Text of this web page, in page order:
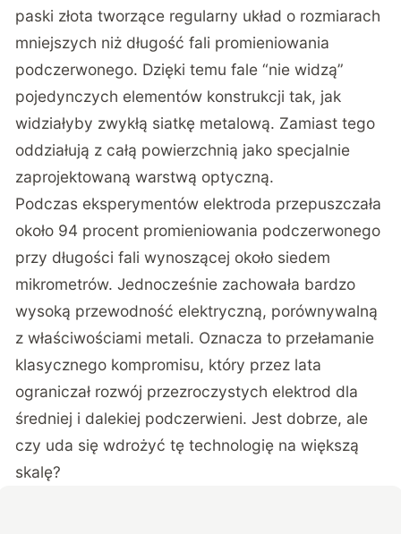
paski złota tworzące regularny układ o rozmiarach
mniejszych niż długość fali promieniowania
podczerwonego. Dzięki temu fale “nie widzą”
pojedynczych elementów konstrukcji tak, jak
widziałyby zwykłą siatkę metalową. Zamiast tego
oddziałują z całą powierzchnią jako specjalnie
zaprojektowaną warstwą optyczną.
Podczas eksperymentów elektroda przepuszczała
około 94 procent promieniowania podczerwonego
przy długości fali wynoszącej około siedem
mikrometrów. Jednocześnie zachowała bardzo
wysoką przewodność elektryczną, porównywalną
z właściwościami metali. Oznacza to przełamanie
klasycznego kompromisu, który przez lata
ograniczał rozwój przezroczystych elektrod dla
średniej i dalekiej podczerwieni. Jest dobrze, ale
czy uda się wdrożyć tę technologię na większą
skalę?